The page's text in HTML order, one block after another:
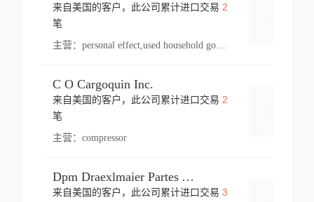
来自美国的客户，此公司累计进口交易 2
笔
主营： personal effect,used household goods
C O Cargoquin Inc.
来自美国的客户，此公司累计进口交易 2
笔
主营： compressor
Dpm Draexlmaier Partes Automotrices Corr Ind Huejotzingo
来自美国的客户，此公司累计进口交易 3